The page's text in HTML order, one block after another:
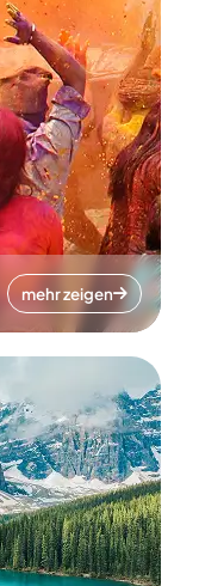
mehr zeigen